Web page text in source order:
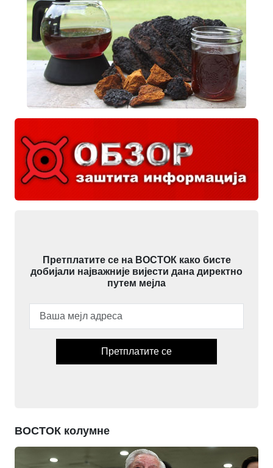
Претплатите се на ВОСТОК како бисте
добијали најважније вијести дана директно
путем мејла
Претплатите се
ВОСТОК колумне